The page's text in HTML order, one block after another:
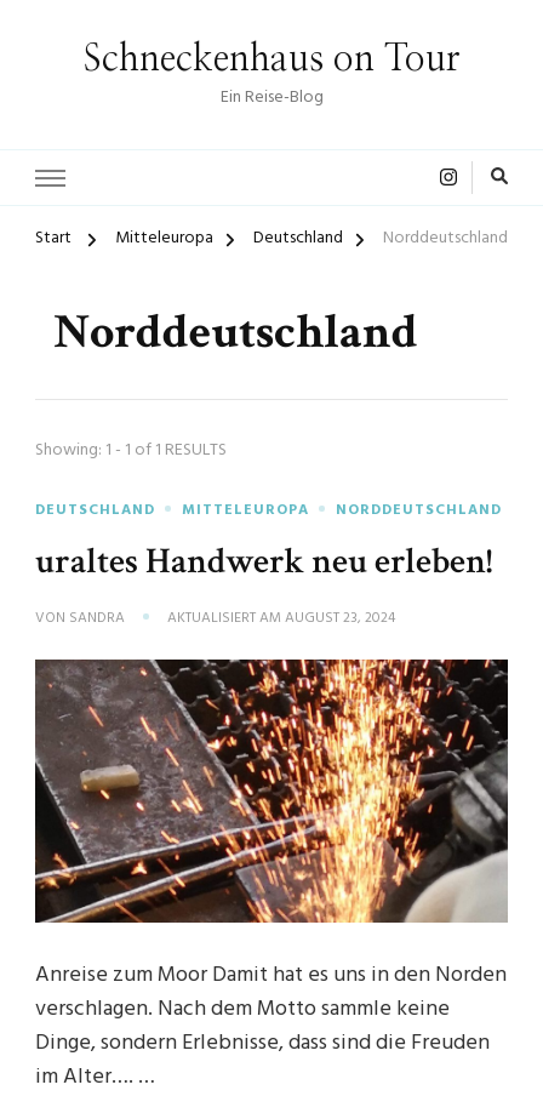
Schneckenhaus on Tour
Ein Reise-Blog
Start Mitteleuropa Deutschland Norddeutschland
Norddeutschland
Showing: 1 - 1 of 1 RESULTS
DEUTSCHLAND MITTELEUROPA NORDDEUTSCHLAND
uraltes Handwerk neu erleben!
VON SANDRA AKTUALISIERT AM AUGUST 23, 2024
Anreise zum Moor Damit hat es uns in den Norden
verschlagen. Nach dem Motto sammle keine
Dinge, sondern Erlebnisse, dass sind die Freuden
im Alter…. …